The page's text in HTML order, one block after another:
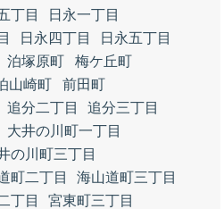
丁目
日永一丁目
日永四丁目
日永五丁目
泊塚原町
梅ケ丘町
山崎町
前田町
追分二丁目
追分三丁目
大井の川町一丁目
の川町三丁目
町二丁目
海山道町三丁目
丁目
宮東町三丁目